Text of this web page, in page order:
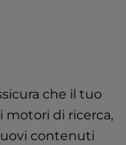
che il tuo
motori di ricerca,
contenuti